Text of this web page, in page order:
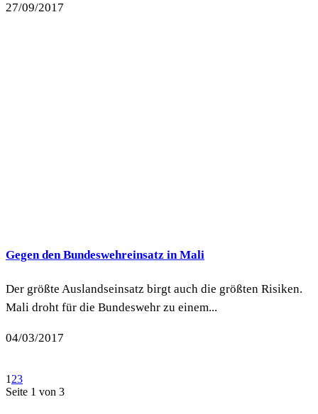
27/09/2017
Gegen den Bundeswehreinsatz in Mali
Der größte Auslandseinsatz birgt auch die größten Risiken.
Mali droht für die Bundeswehr zu einem...
04/03/2017
1 23
Seite 1 von 3